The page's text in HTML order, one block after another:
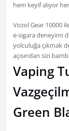
hem keyif alıyor
Vozol Gear 10000
e-sigara deneyimi
yolculuğa çıkmak
açısından sizi
Vaping
Green